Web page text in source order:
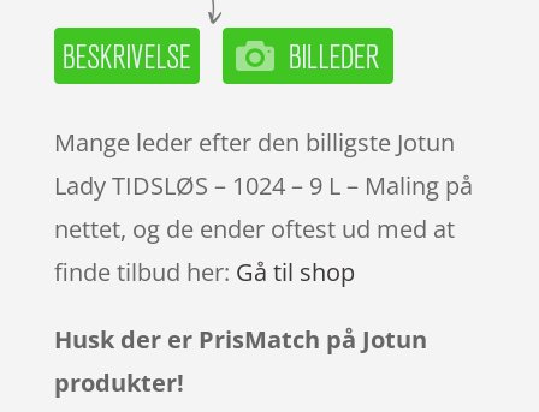
Mange leder efter den billigste Jotun
Lady TIDSLØS – 1024 – 9 L – Maling på
nettet, og de ender oftest ud med at
finde tilbud her: Gå til shop
Husk der er PrisMatch på Jotun
produkter!